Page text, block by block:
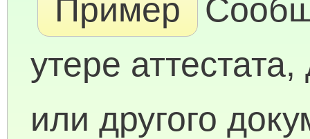
Пример
утере
или другого